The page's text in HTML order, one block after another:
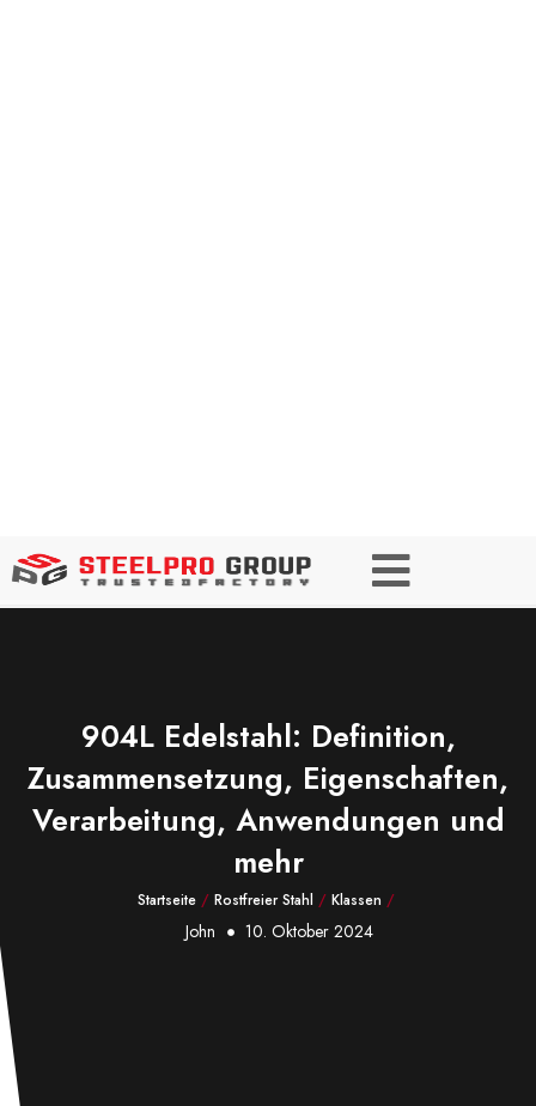
904L Edelstahl: Definition,
Zusammensetzung, Eigenschaften,
Verarbeitung, Anwendungen und
mehr
Startseite/ Rostfreier Stahl / Klassen /
John 10. Oktober 2024